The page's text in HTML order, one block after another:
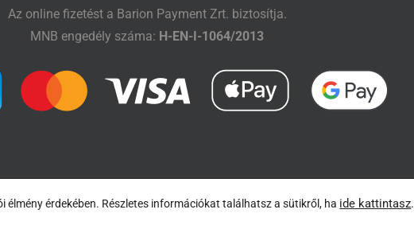
Az online fizetést a Barion Payment Zrt. biztosítja.
MNB engedély száma: H-EN-I-1064/2013
Gábor, Radulovic Attila | Impresszum|ÁSZF és Adatvédelem | Minden jog fenntartva
érdekében. Részletes információkat találhatsz a sütikről, ha ide kattintasz.